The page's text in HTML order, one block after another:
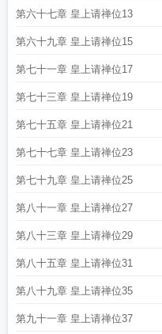
第六十七章 皇上请禅位13
第六十九章 皇上请禅位15
第七十一章 皇上请禅位17
第七十三章 皇上请禅位19
第七十五章 皇上请禅位21
第七十七章 皇上请禅位23
第七十九章 皇上请禅位25
第八十一章 皇上请禅位27
第八十三章 皇上请禅位29
第八十五章 皇上请禅位31
第八十九章 皇上请禅位35
第九十一章 皇上请禅位37